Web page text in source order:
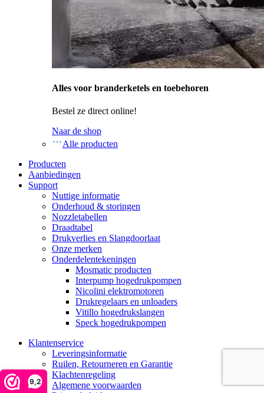
9,2
Alles voor branderketels en toebehoren
Bestel ze direct online!
Naar de shop
Alle producten
Producten
Aanbiedingen
Support
Nuttige informatie
Onderhoud & storingen
Nozzletabellen
Draadtabel
Drukverlies en Slangdoorlaat
Onze merken
Onderdelentekeningen
Mosmatic producten
Interpump hogedrukpompen
Nicolini elektromotoren
Drukregelaars en unloaders
Vitillo hogedrukslangen
Speck hogedrukpompen
Klantenservice
Leveringsinformatie
Ruilen, Retourneren en Garantie
Klachtenregeling
Algemene voorwaarden